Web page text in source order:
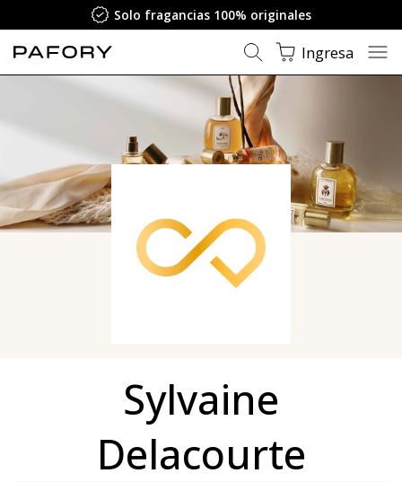
Solo fragancias 100% originales
Ingresa
Sylvaine
Delacourte